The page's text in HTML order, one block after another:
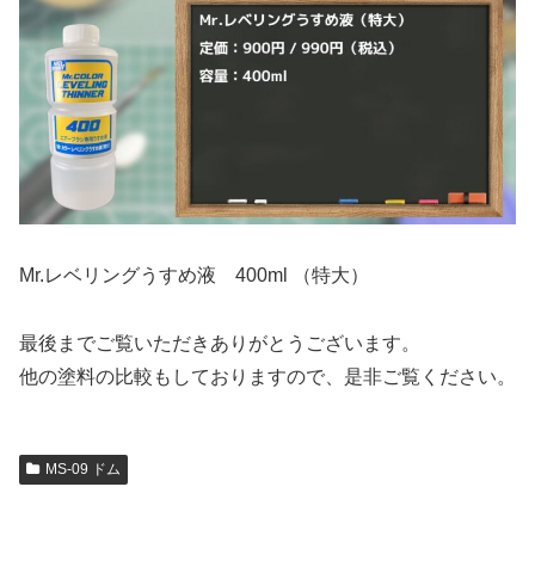
Mr.レベリングうすめ液 400ml （特大）
最後までご覧いただきありがとうございます。
他の塗料の比較もしておりますので、是非ご覧ください。
MS-09 ドム